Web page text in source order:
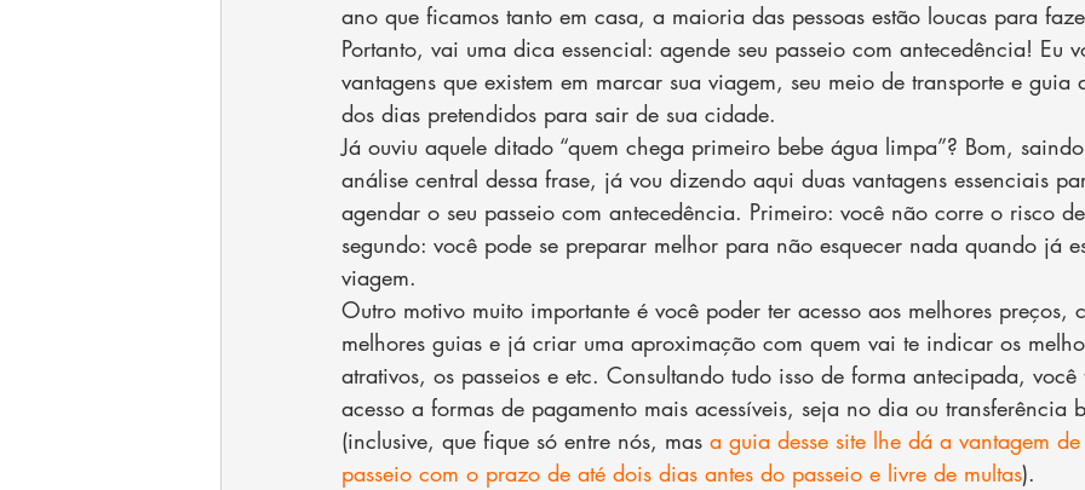
ano que ficamos tanto em casa, a maioria das pessoas estão loucas para
Portanto, vai uma dica essencial: agende seu passeio com antecedência! Eu
vantagens que existem em marcar sua viagem, seu meio de transporte e guia
dos dias pretendidos para sair de sua cidade.
Já ouviu aquele ditado “quem chega primeiro bebe água limpa”? Bom,
análise central dessa frase, já vou dizendo aqui duas vantagens essenciais
agendar o seu passeio com antecedência. Primeiro: você não corre o risco
segundo: você pode se preparar melhor para não esquecer nada quando já
viagem.
Outro motivo muito importante é você poder ter acesso aos melhores preços,
melhores guias e já criar uma aproximação com quem vai te indicar os
atrativos, os passeios e etc. Consultando tudo isso de forma antecipada, você
acesso a formas de pagamento mais acessíveis, seja no dia ou transferência
(inclusive, que fique só entre nós, mas a guia desse site lhe dá a vantagem
passeio com o prazo de até dois dias antes do passeio e livre de multas).